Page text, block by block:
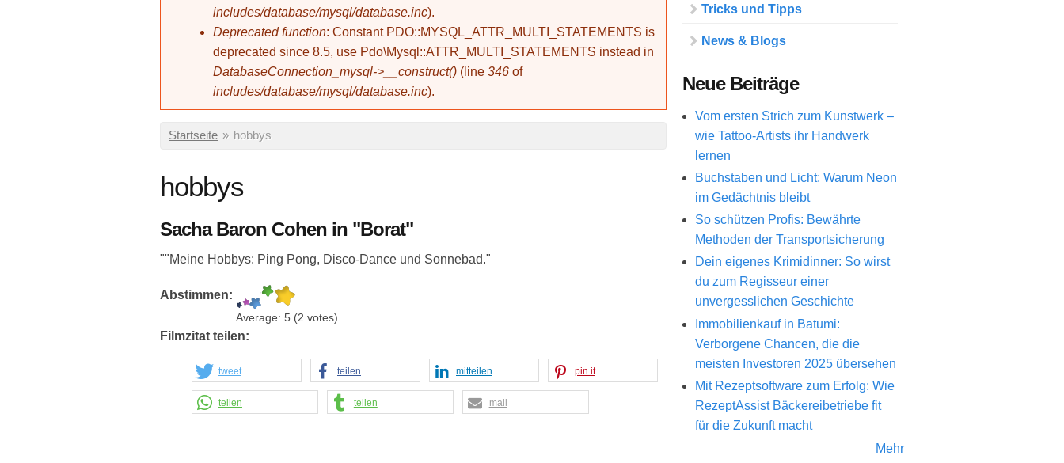
includes/database/mysql/database.inc).
Deprecated function: Constant PDO::MYSQL_ATTR_MULTI_STATEMENTS is
deprecated since 8.5, use Pdo\Mysql::ATTR_MULTI_STATEMENTS instead in
DatabaseConnection_mysql->__construct() (line 346 of
includes/database/mysql/database.inc).
Sie sind hier
Startseite » hobbys
hobbys
Sacha Baron Cohen in "Borat"
""Meine Hobbys: Ping Pong, Disco-Dance und Sonnebad."
Abstimmen:
Average: 5 (2 votes)
Filmzitat teilen:
tweet teilen mitteilen pin it
teilen teilen mail
Tricks und Tipps
News & Blogs
Neue Beiträge
Vom ersten Strich zum Kunstwerk –
wie Tattoo-Artists ihr Handwerk
lernen
Buchstaben und Licht: Warum Neon
im Gedächtnis bleibt
So schützen Profis: Bewährte
Methoden der Transportsicherung
Dein eigenes Krimidinner: So wirst
du zum Regisseur einer
unvergesslichen Geschichte
Immobilienkauf in Batumi:
Verborgene Chancen, die die
meisten Investoren 2025 übersehen
Mit Rezeptsoftware zum Erfolg: Wie
RezeptAssist Bäckereibetriebe fit
für die Zukunft macht
Mehr